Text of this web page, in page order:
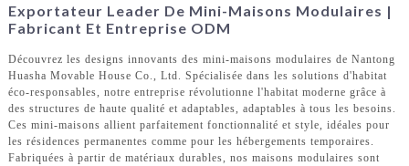
Exportateur Leader De Mini-Maisons Modulaires |
Fabricant Et Entreprise ODM
Découvrez les designs innovants des mini-maisons modulaires de Nantong
Huasha Movable House Co., Ltd. Spécialisée dans les solutions d'habitat
éco-responsables, notre entreprise révolutionne l'habitat moderne grâce à
des structures de haute qualité et adaptables, adaptables à tous les besoins.
Ces mini-maisons allient parfaitement fonctionnalité et style, idéales pour
les résidences permanentes comme pour les hébergements temporaires.
Fabriquées à partir de matériaux durables, nos maisons modulaires sont